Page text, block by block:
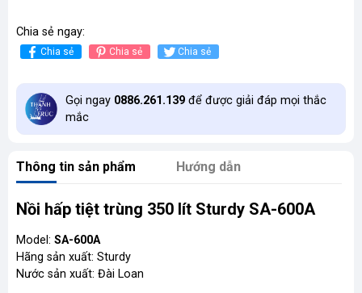
Chia sẻ ngay:
Chia sẻ Chia sẻ Chia sẻ
Gọi ngay 0886.261.139 để được giải đáp mọi thắc
mắc
Thông tin sản phẩm Hướng dẫn
Nồi hấp tiệt trùng 350 lít Sturdy SA-600A
Model: SA-600A
Hãng sản xuất: Sturdy
Nước sản xuất: Đài Loan